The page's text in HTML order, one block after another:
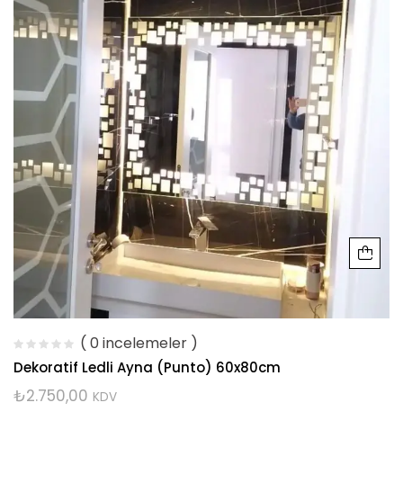
( 0 incelemeler )
Dekoratif Ledli Ayna (Punto) 60x80cm
₺2.750,00 KDV